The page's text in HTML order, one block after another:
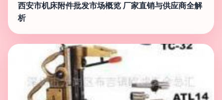
西安市机床附件批发市场概览 厂家直销与供应商全解
析